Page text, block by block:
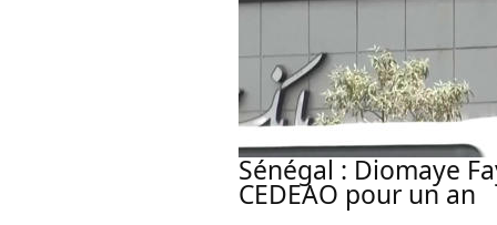
Sénégal : Diomaye
CEDEAO pour un an